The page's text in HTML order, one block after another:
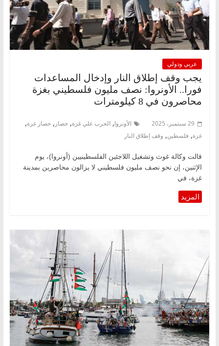
عربي ودولي
يجب وقف إطلاق النار وإدخال المساعدات
فورا.. الأونروا: نصف مليون فلسطيني بغزة
محاصرون في 8 كيلومترات
29 سبتمبر، 2025 الأونروا, الحرب علي غزة, حصار , حصار غزة,
غزة, فلسطين, وقف إطلاق النار
قالت وكالة غوث وتشغيل اللاجئين الفلسطينيين (أونروا)، يوم
الإثنين، إن نحو نصف مليون فلسطيني لا يزالون محاصرين بمدينة
غزة، في